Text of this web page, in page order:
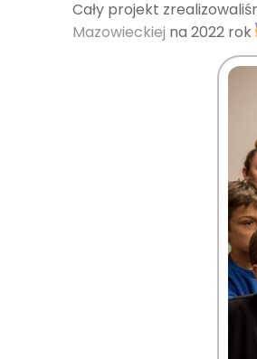
Cały projekt
Mazowieckiej na 2022 rok